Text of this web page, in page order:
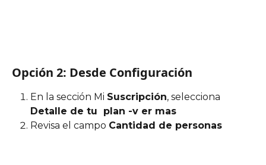
Opción 2: Desde Configuración
En la sección Mi Suscripción, selecciona
Detalle de tu  plan -v er mas
Revisa el campo Cantidad de personas